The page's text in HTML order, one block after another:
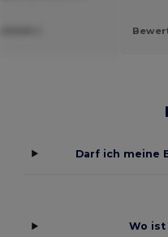
Darf ich meine
Wo ist